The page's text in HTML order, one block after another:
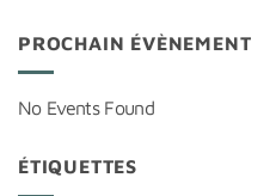
PROCHAIN ÉVÈNEMENT
No Events Found
ÉTIQUETTES